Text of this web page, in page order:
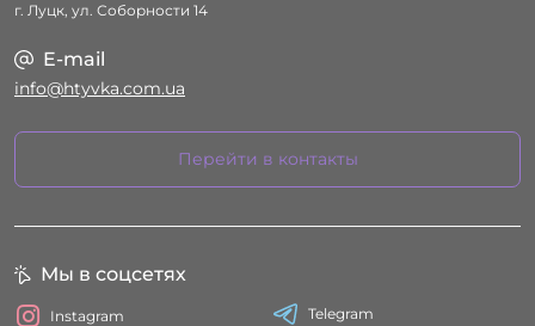
г. Луцк, ул. Соборности 14
E-mail
info@htyvka.com.ua
Перейти в контакты
Мы в соцсетях
Instagram Telegram